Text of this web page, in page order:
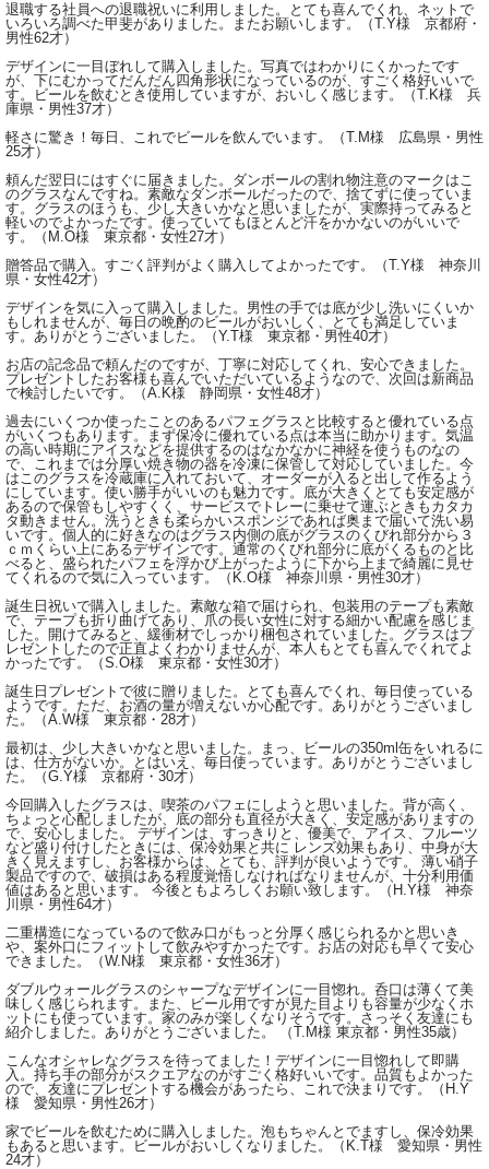
退職する社員への退職祝いに利用しました。とても喜んでくれ、ネットで
いろいろ調べた甲斐がありました。またお願いします。（T.Y様 京都府・
男性62才）
デザインに一目ぼれして購入しました。写真ではわかりにくかったです
が、下にむかってだんだん四角形状になっているのが、すごく格好いいで
す。ビールを飲むとき使用していますが、おいしく感じます。（T.K様 兵
庫県・男性37才）
軽さに驚き！毎日、これでビールを飲んでいます。（T.M様 広島県・男性
25才）
頼んだ翌日にはすぐに届きました。ダンボールの割れ物注意のマークはこ
のグラスなんですね。素敵なダンボールだったので、捨てずに使っていま
す。グラスのほうも、少し大きいかなと思いましたが、実際持ってみると
軽いのでよかったです。使っていてもほとんど汗をかかないのがいいで
す。（M.O様 東京都・女性27才）
贈答品で購入。すごく評判がよく購入してよかったです。（T.Y様 神奈川
県・女性42才）
デザインを気に入って購入しました。男性の手では底が少し洗いにくいか
もしれませんが、毎日の晩酌のビールがおいしく、とても満足していま
す。ありがとうございました。（Y.T様 東京都・男性40才）
お店の記念品で頼んだのですが、丁寧に対応してくれ、安心できました。
プレゼントしたお客様も喜んでいただいているようなので、次回は新商品
で検討したいです。（A.K様 静岡県・女性48才）
過去にいくつか使ったことのあるパフェグラスと比較すると優れている点
がいくつもあります。まず保冷に優れている点は本当に助かります。気温
の高い時期にアイスなどを提供するのはなかなかに神経を使うものなの
で、これまでは分厚い焼き物の器を冷凍に保管して対応していました。今
はこのグラスを冷蔵庫に入れておいて、オーダーが入ると出して作るよう
にしています。使い勝手がいいのも魅力です。底が大きくとても安定感が
あるので保管もしやすくく、サービスでトレーに乗せて運ぶときもカタカ
タ動きません。洗うときも柔らかいスポンジであれば奥まで届いて洗い易
いです。個人的に好きなのはグラス内側の底がグラスのくびれ部分から３
ｃｍくらい上にあるデザインです。通常のくびれ部分に底がくるものと比
べると、盛られたパフェを浮かび上がったように下から上まで綺麗に見せ
てくれるので気に入っています。（K.O様 神奈川県・男性30才）
誕生日祝いで購入しました。素敵な箱で届けられ、包装用のテープも素敵
で、テープも折り曲げてあり、爪の長い女性に対する細かい配慮を感じま
した。開けてみると、緩衝材でしっかり梱包されていました。グラスはプ
レゼントしたので正直よくわかりませんが、本人もとても喜んでくれてよ
かったです。（S.O様 東京都・女性30才）
誕生日プレゼントで彼に贈りました。とても喜んでくれ、毎日使っている
ようです。ただ、お酒の量が増えないか心配です。ありがとうございまし
た。（A.W様 東京都・28才）
最初は、少し大きいかなと思いました。まっ、ビールの350ml缶をいれるに
は、仕方がないか。とはいえ、毎日使っています。ありがとうございまし
た。（G.Y様 京都府・30才）
今回購入したグラスは、喫茶のパフェにしようと思いました。背が高く、
ちょっと心配しましたが、底の部分も直径が大きく、安定感がありますの
で、安心しました。 デザインは、すっきりと、優美で、アイス、フルーツ
など盛り付けしたときには、保冷効果と共に レンズ効果もあり、中身が大
きく見えますし、お客様からは、とても、評判が良いようです。 薄い硝子
製品ですので、破損はある程度覚悟しなければなりませんが、十分利用価
値はあると思います。 今後ともよろしくお願い致します。（H.Y様 神奈
川県・男性64才）
二重構造になっているので飲み口がもっと分厚く感じられるかと思いき
や、案外口にフィットして飲みやすかったです。お店の対応も早くて安心
できました。（W.N様 東京都・女性36才）
ダブルウォールグラスのシャープなデザインに一目惚れ。呑口は薄くて美
味しく感じられます。また、ビール用ですが見た目よりも容量が少なくホ
ットにも使っています。家のみが楽しくなりそうです。さっそく友達にも
紹介しました。ありがとうございました。 （T.M様 東京都・男性35歳）
こんなオシャレなグラスを待ってました！デザインに一目惚れして即購
入。持ち手の部分がスクエアなのがすごく格好いいです。品質もよかった
ので、友達にプレゼントする機会があったら、これで決まりです。（H.Y
様 愛知県・男性26才）
家でビールを飲むために購入しました。泡もちゃんとでますし、保冷効果
もあると思います。ビールがおいしくなりました。（K.T様 愛知県・男性
24才）